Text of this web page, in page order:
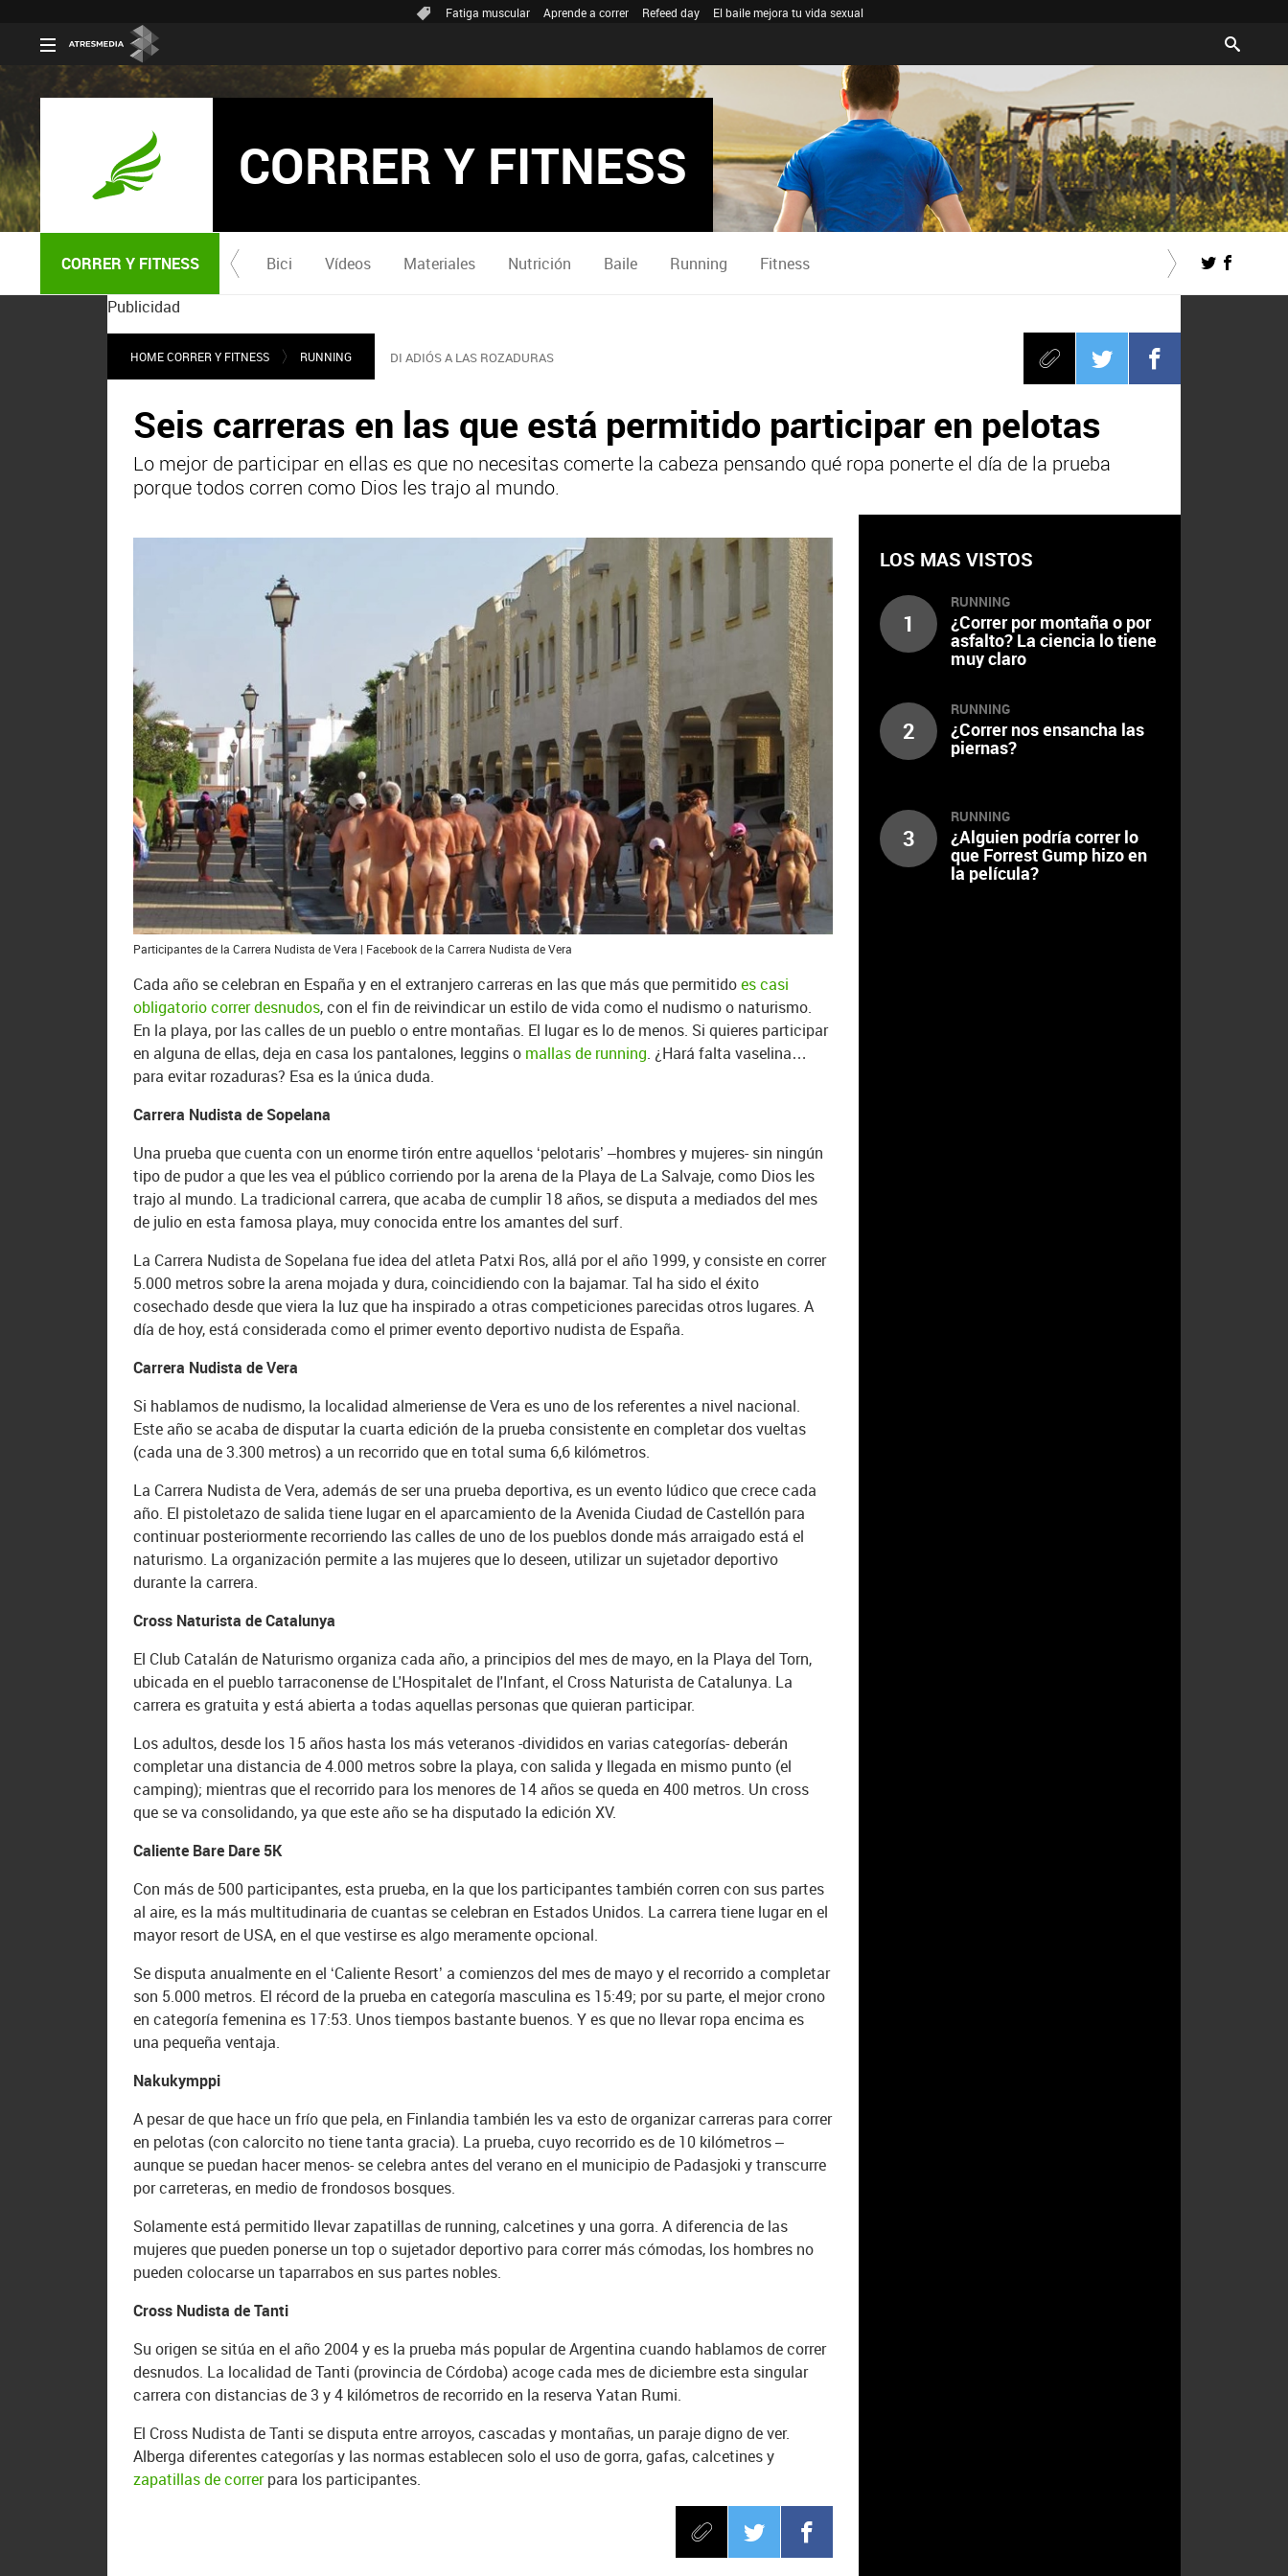
Fatiga muscular Aprende a correr Refeed day El baile mejora tu vida sexual
CORRER Y FITNESS
CORRER Y FITNESS Bici Vídeos Materiales Nutrición Baile Running Fitness
Publicidad
HOME CORRER Y FITNESS RUNNING DI ADIÓS A LAS ROZADURAS
Seis carreras en las que está permitido participar en pelotas
Lo mejor de participar en ellas es que no necesitas comerte la cabeza pensando qué ropa ponerte el día de la prueba
porque todos corren como Dios les trajo al mundo.
Participantes de la Carrera Nudista de Vera | Facebook de la Carrera Nudista de Vera
Cada año se celebran en España y en el extranjero carreras en las que más que permitidoes casi
obligatorio correr desnudos, con el fin de reivindicar un estilo de vida como el nudismo o naturismo.
En la playa, por las calles de un pueblo o entre montañas. El lugar es lo de menos. Si quieres participar
en alguna de ellas, deja en casa los pantalones, leggins o mallas de running. ¿Hará falta vaselina…
para evitar rozaduras? Esa es la única duda.
Carrera Nudista de Sopelana
Una prueba que cuenta con un enorme tirón entre aquellos ‘pelotaris’ –hombres y mujeres- sin ningún
tipo de pudor a que les vea el público corriendo por la arena de la Playa de La Salvaje, como Dios les
trajo al mundo. La tradicional carrera, que acaba de cumplir 18 años, se disputa a mediados del mes
de julio en esta famosa playa, muy conocida entre los amantes del surf.
La Carrera Nudista de Sopelana fue idea del atleta Patxi Ros, allá por el año 1999, y consiste en correr
5.000 metros sobre la arena mojada y dura, coincidiendo con la bajamar. Tal ha sido el éxito
cosechado desde que viera la luz que ha inspirado a otras competiciones parecidas otros lugares. A
día de hoy, está considerada como el primer evento deportivo nudista de España.
Carrera Nudista de Vera
Si hablamos de nudismo, la localidad almeriense de Vera es uno de los referentes a nivel nacional.
Este año se acaba de disputar la cuarta edición de la prueba consistente en completar dos vueltas
(cada una de 3.300 metros) a un recorrido que en total suma 6,6 kilómetros.
La Carrera Nudista de Vera, además de ser una prueba deportiva, es un evento lúdico que crece cada
año. El pistoletazo de salida tiene lugar en el aparcamiento de la Avenida Ciudad de Castellón para
continuar posteriormente recorriendo las calles de uno de los pueblos donde más arraigado está el
naturismo. La organización permite a las mujeres que lo deseen, utilizar un sujetador deportivo
durante la carrera.
Cross Naturista de Catalunya
El Club Catalán de Naturismo organiza cada año, a principios del mes de mayo, en la Playa del Torn,
ubicada en el pueblo tarraconense de L'Hospitalet de l'Infant, el Cross Naturista de Catalunya. La
carrera es gratuita y está abierta a todas aquellas personas que quieran participar.
Los adultos, desde los 15 años hasta los más veteranos -divididos en varias categorías- deberán
completar una distancia de 4.000 metros sobre la playa, con salida y llegada en mismo punto (el
camping); mientras que el recorrido para los menores de 14 años se queda en 400 metros. Un cross
que se va consolidando, ya que este año se ha disputado la edición XV.
Caliente Bare Dare 5K
Con más de 500 participantes, esta prueba, en la que los participantes también corren con sus partes
al aire, es la más multitudinaria de cuantas se celebran en Estados Unidos. La carrera tiene lugar en el
mayor resort de USA, en el que vestirse es algo meramente opcional.
Se disputa anualmente en el ‘Caliente Resort’ a comienzos del mes de mayo y el recorrido a completar
son 5.000 metros. El récord de la prueba en categoría masculina es 15:49; por su parte, el mejor crono
en categoría femenina es 17:53. Unos tiempos bastante buenos. Y es que no llevar ropa encima es
una pequeña ventaja.
Nakukymppi
A pesar de que hace un frío que pela, en Finlandia también les va esto de organizar carreras para correr
en pelotas (con calorcito no tiene tanta gracia). La prueba, cuyo recorrido es de 10 kilómetros –
aunque se puedan hacer menos- se celebra antes del verano en el municipio de Padasjoki y transcurre
por carreteras, en medio de frondosos bosques.
Solamente está permitido llevar zapatillas de running, calcetines y una gorra. A diferencia de las
mujeres que pueden ponerse un top o sujetador deportivo para correr más cómodas, los hombres no
pueden colocarse un taparrabos en sus partes nobles.
Cross Nudista de Tanti
Su origen se sitúa en el año 2004 y es la prueba más popular de Argentina cuando hablamos de correr
desnudos. La localidad de Tanti (provincia de Córdoba) acoge cada mes de diciembre esta singular
carrera con distancias de 3 y 4 kilómetros de recorrido en la reserva Yatan Rumi.
El Cross Nudista de Tanti se disputa entre arroyos, cascadas y montañas, un paraje digno de ver.
Alberga diferentes categorías y las normas establecen solo el uso de gorra, gafas, calcetines y
zapatillas de correrpara los participantes.
LOS MAS VISTOS
1
RUNNING
¿Correr por montaña o por
asfalto? La ciencia lo tiene
muy claro
2
RUNNING
¿Correr nos ensancha las
piernas?
3
RUNNING
¿Alguien podría correr lo
que Forrest Gump hizo en
la película?